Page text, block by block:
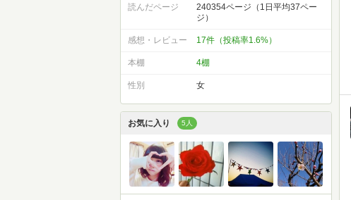
読んだページ
240354ページ（1日平均37ペー
ジ）
感想・レビュー 17件（投稿率1.6%）
本棚 4棚
性別 女
お気に入り 5人